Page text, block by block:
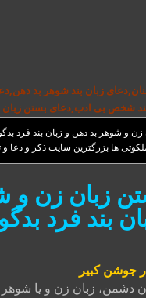
زبان بند شوهر بد
شخص بی ادب,دعای بستن زبان
و شوهر بد دهن و زبان بند فرد
ها بزرگترین سایت ذکر و دعا و
زبان زن و
بند فرد
جوشن کبیر
دشمن، زبان زن و یا شوهر